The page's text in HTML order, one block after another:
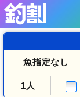
魚指定なし
1人